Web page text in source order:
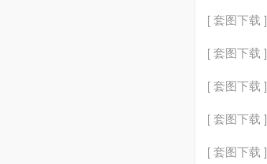
[ 套图下载 ]
[ 套图下载 ]
[ 套图下载 ]
[ 套图下载 ]
[ 套图下载 ]